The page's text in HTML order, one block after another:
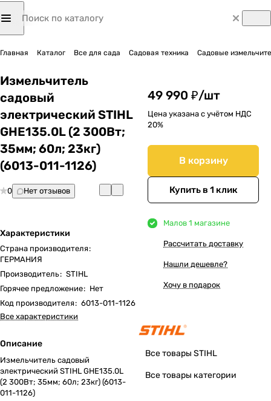
Главная Каталог Все для сада Садовая техника Садовые
Измельчитель
садовый
электрический STIHL
GHE135.0L (2 300Вт;
35мм; 60л; 23кг)
(6013-011-1126)
0 Нет отзывов
Характеристики
Страна производителя:
ГЕРМАНИЯ
Производитель: STIHL
Горячее предложение: Нет
Код производителя: 6013-011-1126
Все характеристики
Описание
Измельчитель садовый
электрический STIHL GHE135.0L
(2 300Вт; 35мм; 60л; 23кг) (6013-
011-1126)
49 990 ₽/шт
Цена указана с учётом НДС
20%
В корзину
Купить в 1 клик
Малов 1 магазине
Рассчитать доставку
Нашли дешевле?
Хочу в подарок
Все товары STIHL
Все товары категории